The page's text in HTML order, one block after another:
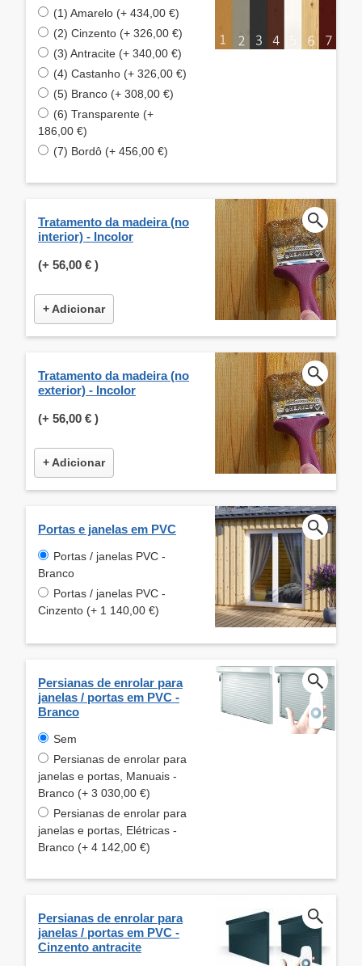
(1) Amarelo (+ 434,00 €)
(2) Cinzento (+ 326,00 €)
(3) Antracite (+ 340,00 €)
(4) Castanho (+ 326,00 €)
(5) Branco (+ 308,00 €)
(6) Transparente (+
186,00 €)
(7) Bordô (+ 456,00 €)
Tratamento da madeira (no
interior) - Incolor
(+ 56,00 € )
+ Adicionar
Tratamento da madeira (no
exterior) - Incolor
(+ 56,00 € )
+ Adicionar
Portas e janelas em PVC
Portas / janelas PVC -
Branco
Portas / janelas PVC -
Cinzento (+ 1 140,00 €)
Persianas de enrolar para
janelas / portas em PVC -
Branco
Sem
Persianas de enrolar para
janelas e portas, Manuais -
Branco (+ 3 030,00 €)
Persianas de enrolar para
janelas e portas, Elétricas -
Branco (+ 4 142,00 €)
Persianas de enrolar para
janelas / portas em PVC -
Cinzento antracite